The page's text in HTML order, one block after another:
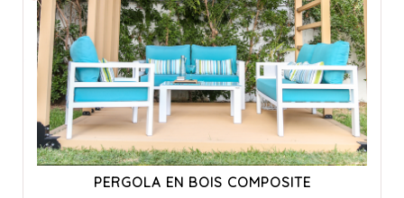
PERGOLA EN BOIS COMPOSITE